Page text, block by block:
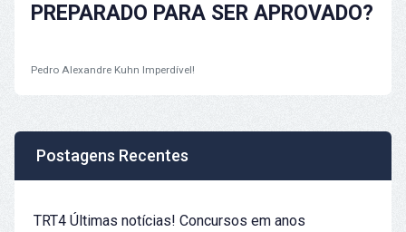
PREPARADO PARA SER APROVADO?
Pedro Alexandre Kuhn Imperdível!
Postagens Recentes
TRT4 Últimas notícias! Concursos em anos